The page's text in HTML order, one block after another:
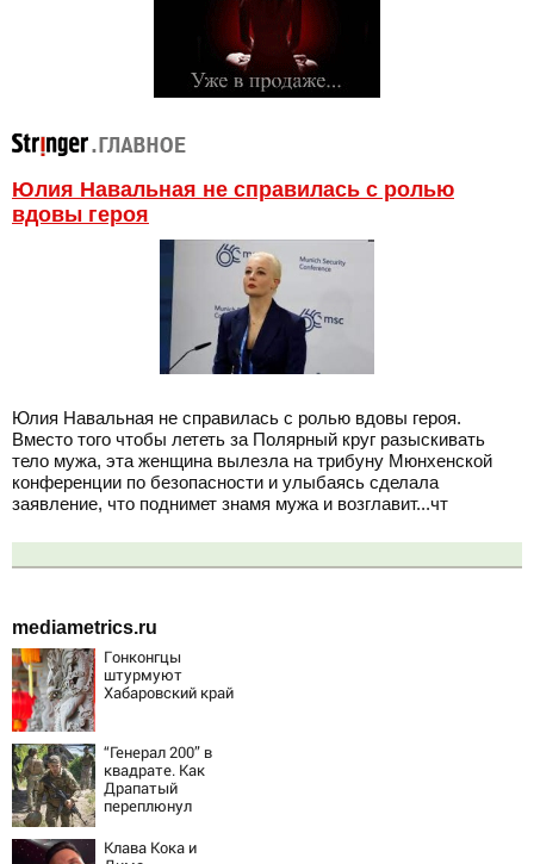
Юлия Навальная не справилась с ролью
вдовы героя
Юлия Навальная не справилась с ролью вдовы героя.
Вместо того чтобы лететь за Полярный круг разыскивать
тело мужа, эта женщина вылезла на трибуну Мюнхенской
конференции по безопасности и улыбаясь сделала
заявление, что поднимет знамя мужа и возглавит...чт
mediametrics.ru
Гонконгцы
штурмуют
Хабаровский край
“Генерал 200” в
квадрате. Как
Драпатый
переплюнул
Клава Кока и